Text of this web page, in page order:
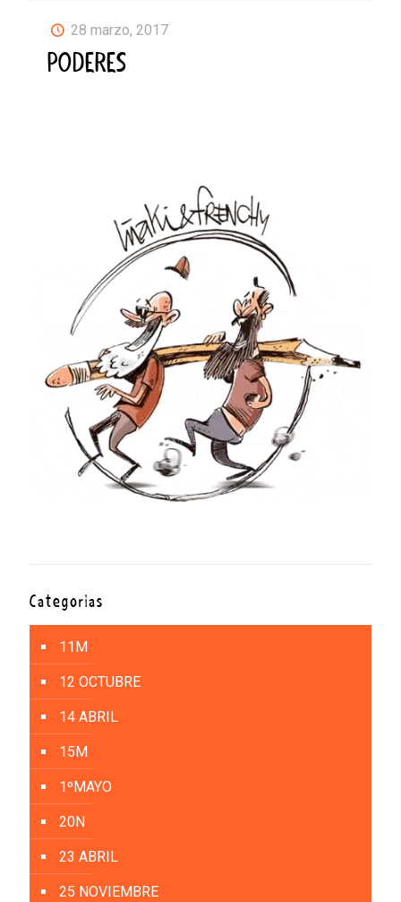
28 marzo, 2017
PODERES
Categorías
11M
12 OCTUBRE
14 ABRIL
15M
1ºMAYO
20N
23 ABRIL
25 NOVIEMBRE